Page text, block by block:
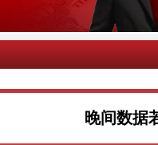
晚间数据